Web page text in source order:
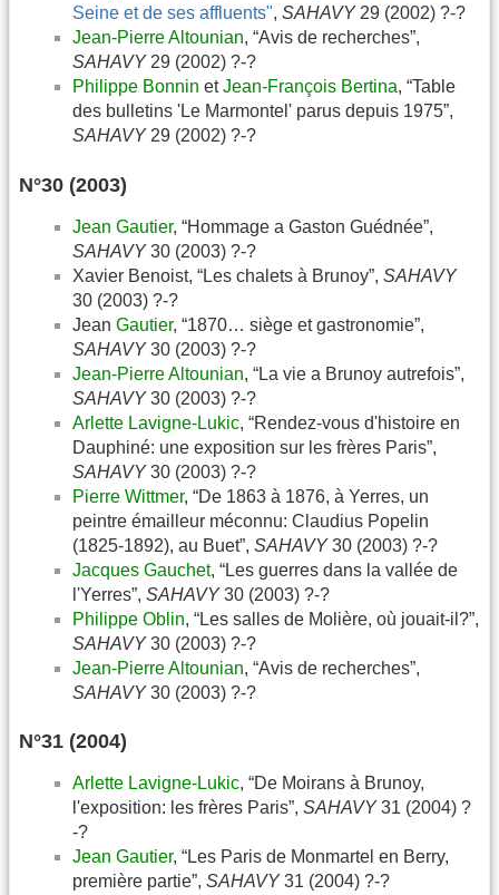
Seine et de ses affluents", SAHAVY29 (2002) ?-?
Jean-Pierre Altounian, “Avis de recherches”,
SAHAVY29 (2002) ?-?
Philippe Bonnin etJean-François Bertina, “Table
des bulletins 'Le Marmontel' parus depuis 1975”,
SAHAVY29 (2002) ?-?
N°30 (2003)
Jean Gautier, “Hommage a Gaston Guédnée”,
SAHAVY30 (2003) ?-?
Xavier Benoist, “Les chalets à Brunoy”, SAHAVY
30 (2003) ?-?
Jean Gautier, “1870… siège et gastronomie”,
SAHAVY30 (2003) ?-?
Jean-Pierre Altounian, “La vie a Brunoy autrefois”,
SAHAVY30 (2003) ?-?
Arlette Lavigne-Lukic, “Rendez-vous d'histoire en
Dauphiné: une exposition sur les frères Paris”,
SAHAVY30 (2003) ?-?
Pierre Wittmer, “De 1863 à 1876, à Yerres, un
peintre émailleur méconnu: Claudius Popelin
(1825-1892), au Buet”, SAHAVY30 (2003) ?-?
Jacques Gauchet, “Les guerres dans la vallée de
l'Yerres”, SAHAVY30 (2003) ?-?
Philippe Oblin, “Les salles de Molière, où jouait-il?”,
SAHAVY30 (2003) ?-?
Jean-Pierre Altounian, “Avis de recherches”,
SAHAVY30 (2003) ?-?
N°31 (2004)
Arlette Lavigne-Lukic, “De Moirans à Brunoy,
l'exposition: les frères Paris”, SAHAVY31 (2004) ?
-?
Jean Gautier, “Les Paris de Monmartel en Berry,
première partie”, SAHAVY31 (2004) ?-?